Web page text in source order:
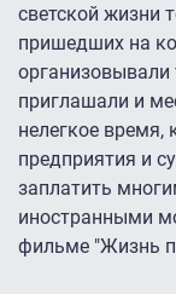
светской жизни
пришедших на
организовывали
приглашали и
нелегкое время,
предприятия и
заплатить
иностранными
фильме "Жизнь